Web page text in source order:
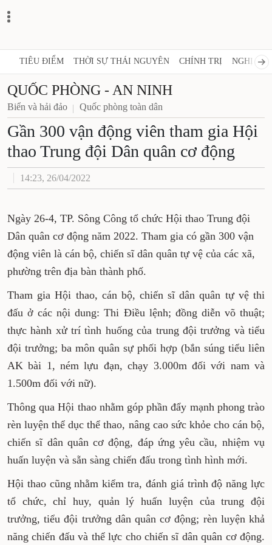
TIÊU ĐIỂM THỜI SỰ THÁI NGUYÊN CHÍNH TRỊ NGHỊ
QUỐC PHÒNG - AN NINH
Biển và hải đảo Quốc phòng toàn dân
Gần 300 vận động viên tham gia Hội
thao Trung đội Dân quân cơ động
14:23, 26/04/2022
Ngày 26-4, TP. Sông Công tổ chức Hội thao Trung đội
Dân quân cơ động năm 2022. Tham gia có gần 300 vận
động viên là cán bộ, chiến sĩ dân quân tự vệ của các xã,
phường trên địa bàn thành phố.
Tham gia Hội thao, cán bộ, chiến sĩ dân quân tự vệ thi
đấu ở các nội dung: Thi Điều lệnh; đồng diễn võ thuật;
thực hành xử trí tình huống của trung đội trưởng và tiểu
đội trưởng; ba môn quân sự phối hợp (bắn súng tiểu liên
AK bài 1, ném lựu đạn, chạy 3.000m đối với nam và
1.500m đối với nữ).
Thông qua Hội thao nhằm góp phần đẩy mạnh phong trào
rèn luyện thể dục thể thao, nâng cao sức khỏe cho cán bộ,
chiến sĩ dân quân cơ động, đáp ứng yêu cầu, nhiệm vụ
huấn luyện và sẵn sàng chiến đấu trong tình hình mới.
Hội thao cũng nhằm kiểm tra, đánh giá trình độ năng lực
tổ chức, chỉ huy, quản lý huấn luyện của trung đội
trưởng, tiểu đội trưởng dân quân cơ động; rèn luyện khả
năng chiến đấu và thể lực cho chiến sĩ dân quân cơ động.